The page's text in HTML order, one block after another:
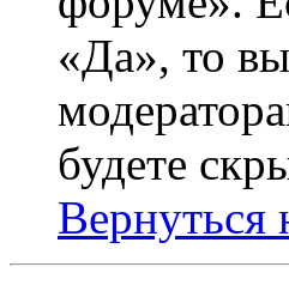
«Да», то
будете
Вернуться